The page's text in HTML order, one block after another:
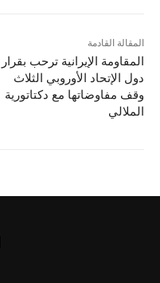
المقالة القادمة
المقاومة الإيرانية ترحب بقرار
دول الإتحاد الأوروبي الثلاث
وقف مفاوضاتها مع دكتاتورية
الملالي